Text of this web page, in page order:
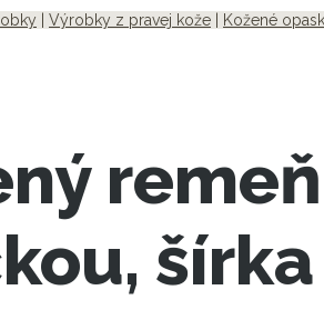
Výrobky z pravej kože Kožené